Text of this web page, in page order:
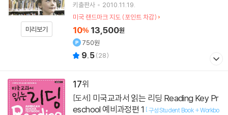
미리보기
키출판사
2010.11.19.
미국 랜드마크 지도 (포인트 차감)
10% 13,500원
750원
9.5(28)
17
[도서]
eschool 예비과정편 1 [구성:Student Book + Workbo